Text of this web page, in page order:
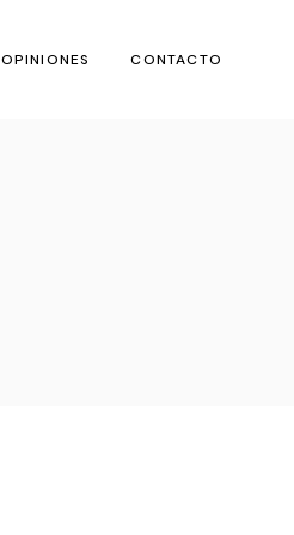
OPINIONES CONTACTO